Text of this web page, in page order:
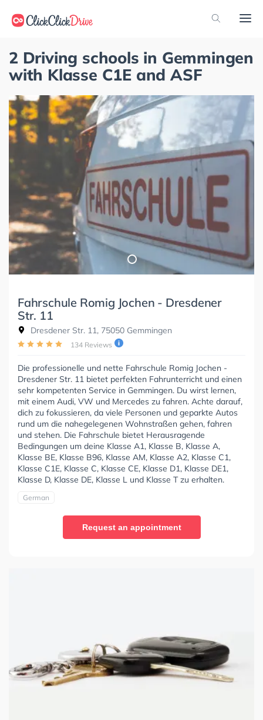
2 Driving schools in Gemmingen
with Klasse C1E and ASF
Fahrschule Romig Jochen - Dresdener
Str. 11
Dresdener Str. 11, 75050 Gemmingen
134 Reviews
Die professionelle und nette Fahrschule Romig Jochen -
Dresdener Str. 11 bietet perfekten Fahrunterricht und einen
sehr kompetenten Service in Gemmingen. Du wirst lernen,
mit einem Audi, VW und Mercedes zu fahren. Achte darauf,
dich zu fokussieren, da viele Personen und geparkte Autos
rund um die nahegelegenen Wohnstraßen gehen, fahren
und stehen. Die Fahrschule bietet Herausragende
Bedingungen um deine Klasse A1, Klasse B, Klasse A,
Klasse BE, Klasse B96, Klasse AM, Klasse A2, Klasse C1,
Klasse C1E, Klasse C, Klasse CE, Klasse D1, Klasse DE1,
Klasse D, Klasse DE, Klasse L und Klasse T zu erhalten.
German
Request an appointment